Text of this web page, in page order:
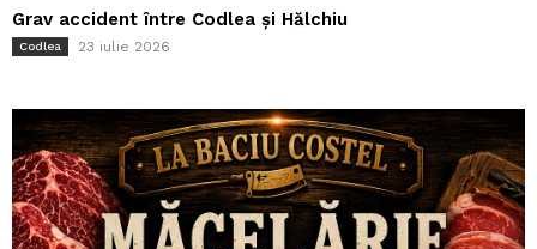
Grav accident între Codlea și Hălchiu
Codlea 23 iulie 2026